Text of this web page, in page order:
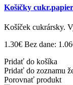
Košíčky
Košíček cukrársky.
1.30€ Bez dane:
Pridať do košíka
Pridať do zoznamu
Porovnať produkt